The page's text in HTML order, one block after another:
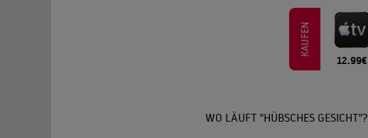
KAUFEN
12.99€
WO LÄUFT "HÜBSCHES GESICHT"?